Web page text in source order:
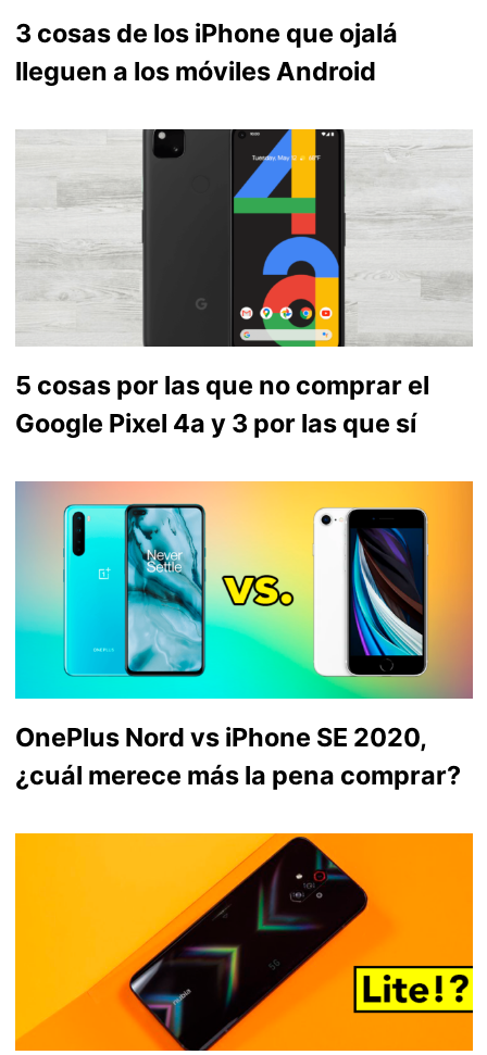
3 cosas de los iPhone que ojalá
lleguen a los móviles Android
5 cosas por las que no comprar el
Google Pixel 4a y 3 por las que sí
OnePlus Nord vs iPhone SE 2020,
¿cuál merece más la pena comprar?